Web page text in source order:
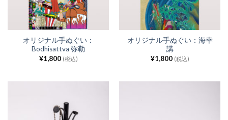
オリジナル手ぬぐい：
Bodhisattva 弥勒
¥1,800 (税込)
オリジナル手ぬぐい：海幸
講
¥1,800 (税込)